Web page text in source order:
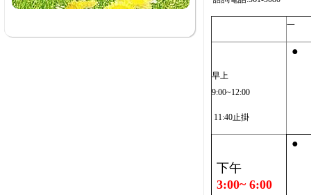
一
早上
9:00~12:00
11:40止掛
●
下午
3:00~ 6:00
●